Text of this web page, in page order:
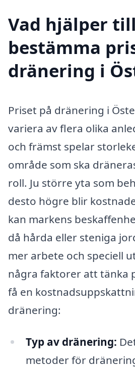
Vad hjälper
bestämma
dränering i
Priset på dränering i
variera av flera olika
och främst spelar
område som ska
roll. Ju större yta som
desto högre blir
kan markens
då hårda eller steniga
mer arbete och speciell
några faktorer att tänka
få en
dränering:
Typ av dränering:
metoder för